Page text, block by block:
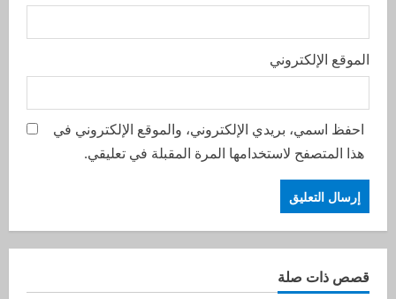
الموقع الإلكتروني
احفظ اسمي، بريدي الإلكتروني، والموقع الإلكتروني في
هذا المتصفح لاستخدامها المرة المقبلة في تعليقي.
قصص ذات صلة